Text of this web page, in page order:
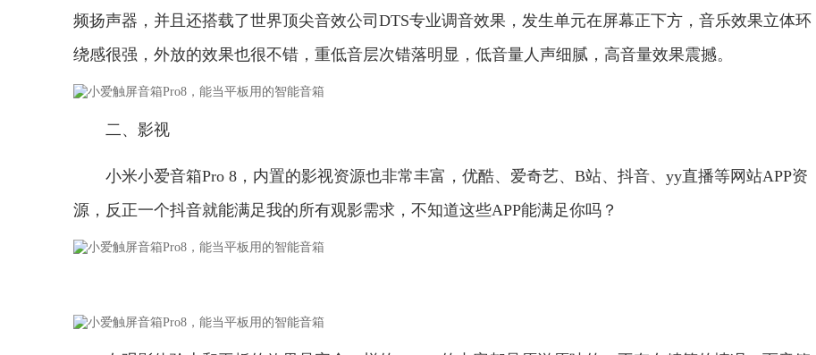
频扬声器，并且还搭载了世界顶尖音效公司DTS专业调音效果，发生单元在屏幕正下方，音乐效果立体环
绕感很强，外放的效果也很不错，重低音层次错落明显，低音量人声细腻，高音量效果震撼。
二、影视
小米小爱音箱Pro 8，内置的影视资源也非常丰富，优酷、爱奇艺、B站、抖音、yy直播等网站APP资
源，反正一个抖音就能满足我的所有观影需求，不知道这些APP能满足你吗？